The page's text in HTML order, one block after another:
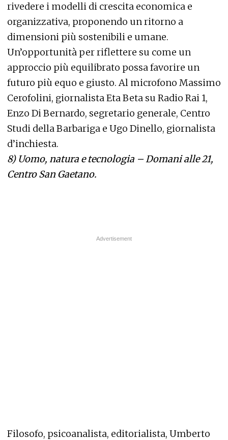
rivedere i modelli di crescita economica e
organizzativa, proponendo un ritorno a
dimensioni più sostenibili e umane.
Un’opportunità per riflettere su come un
approccio più equilibrato possa favorire un
futuro più equo e giusto. Al microfono Massimo
Cerofolini, giornalista Eta Beta su Radio Rai 1,
Enzo Di Bernardo, segretario generale, Centro
Studi della Barbariga e Ugo Dinello, giornalista
d’inchiesta.
8) Uomo, natura e tecnologia – Domani alle 21,
Centro San Gaetano.
Filosofo, psicoanalista, editorialista, Umberto